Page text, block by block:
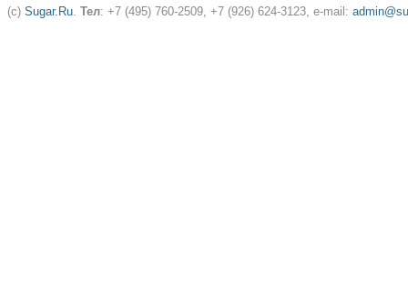
(c) Sugar.Ru. Тел: +7 (495) 760-2509, +7 (926) 624-3123, e-mail: